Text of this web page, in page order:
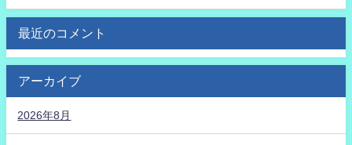
最近のコメント
アーカイブ
2026年8月